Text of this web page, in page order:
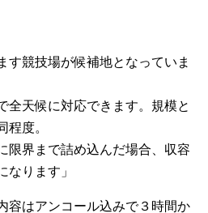
す競技場が候補地となっていま
全天候に対応できます。規模と
程度。
限界まで詰め込んだ場合、収容
なります」
容はアンコール込みで３時間か